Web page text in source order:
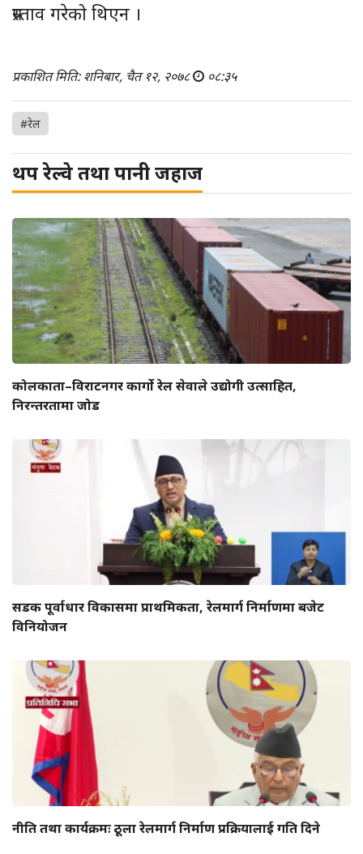
प्रस्ताव गरेको थिएन ।
प्रकाशित मिति: शनिबार, चैत १२, २०७८ ०८:३५
#रेल
थप रेल्वे तथा पानी जहाज
कोलकाता–विराटनगर कार्गो रेल सेवाले उद्योगी उत्साहित,
निरन्तरतामा जोड
सडक पूर्वाधार विकासमा प्राथमिकता, रेलमार्ग निर्माणमा बजेट
विनियोजन
नीति तथा कार्यक्रमः ठूला रेलमार्ग निर्माण प्रक्रियालाई गति दिने